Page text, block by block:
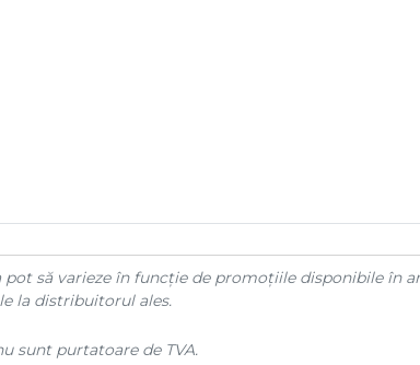
pot să varieze în funcție de promoțiile disponibile în
la distribuitorul ales.
sunt purtatoare de TVA.